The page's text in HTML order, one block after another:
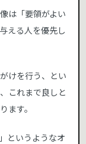
は「要領がよい
える人を優先し
けを行う、とい
これまで良しと
ます。
というようなオ